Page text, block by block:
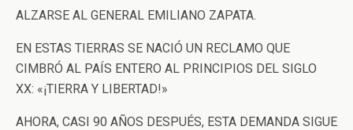
ALZARSE AL GENERAL EMILIANO ZAPATA.
EN ESTAS TIERRAS SE NACIÓ UN RECLAMO QUE
CIMBRÓ AL PAÍS ENTERO AL PRINCIPIOS DEL SIGLO
XX: «¡TIERRA Y LIBERTAD!»
AHORA, CASI 90 AÑOS DESPUÉS, ESTA DEMANDA SIGUE